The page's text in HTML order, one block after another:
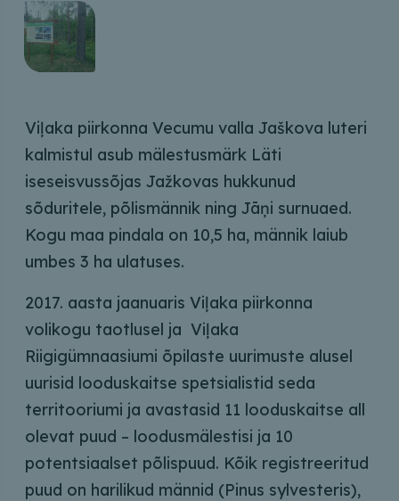
Viļaka piirkonna Vecumu valla Jaškova luteri
kalmistul asub mälestusmärk Läti
iseseisvussõjas Jažkovas hukkunud
sõduritele, põlismännik ning Jāņi surnuaed.
Kogu maa pindala on 10,5 ha, männik laiub
umbes 3 ha ulatuses.
2017. aasta jaanuaris Viļaka piirkonna
volikogu taotlusel ja Viļaka
Riigigümnaasiumi õpilaste uurimuste alusel
uurisid looduskaitse spetsialistid seda
territooriumi ja avastasid 11 looduskaitse all
olevat puud – loodusmälestisi ja 10
potentsiaalset põlispuud. Kõik registreeritud
puud on harilikud männid (Pinus sylvesteris),